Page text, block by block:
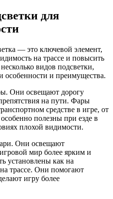
для
— это ключевой элемент,
на трассе и повысить
видов подсветки,
особенности и преимущества.
Они освещают дорогу
на пути. Фары
средстве в игре, от
полезны при езде в
плохой видимости.
Они освещают
мир более ярким и
установлены как на
трассе. Они помогают
игру более